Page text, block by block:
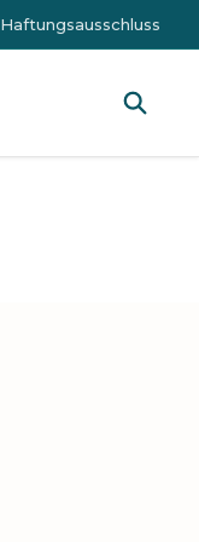
Haftungsausschluss